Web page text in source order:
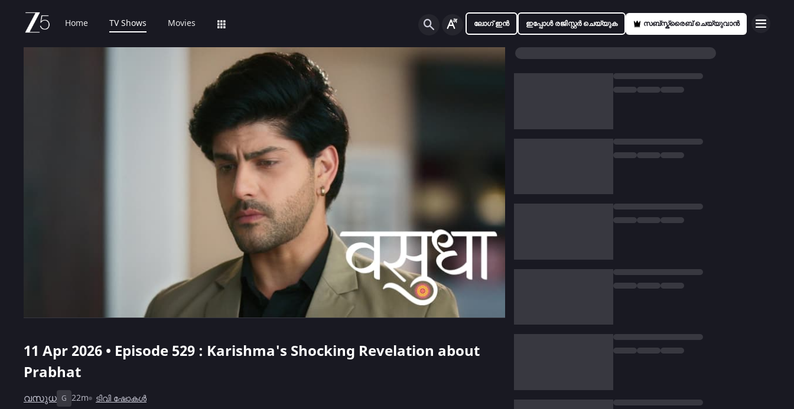
Home TV Shows Movies ലോഗ് ഇൻ ഇപ്പോൾ രജിസ്റ്റർ ചെയ്യുക സബ്സ്ക്രൈബ് ചെയ്യുവാൻ
11 Apr 2026 • Episode 529 : Karishma's Shocking Revelation about
Prabhat
വസുധ G 22m ടിവി ഷോകൾ